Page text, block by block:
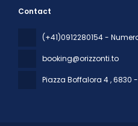
Contact
(+41)0912280154 -
booking@orizzonti.to
Piazza Boffalora 4, 6830